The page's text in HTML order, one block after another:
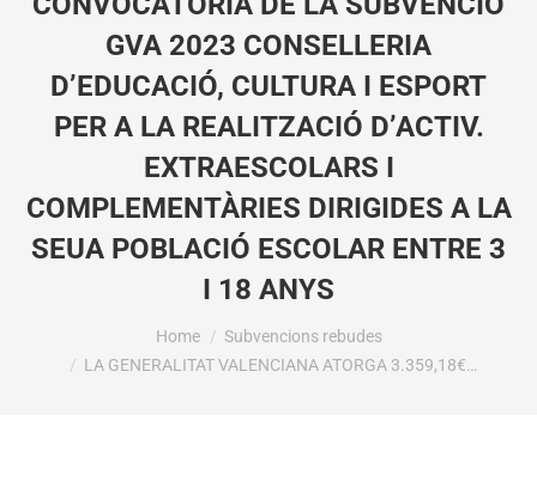
GVA 2023 CONSELLERIA
D’EDUCACIÓ, CULTURA I ESPORT
PER A LA REALITZACIÓ D’ACTIV.
EXTRAESCOLARS I
COMPLEMENTÀRIES DIRIGIDES A LA
SEUA POBLACIÓ ESCOLAR ENTRE 3
I 18 ANYS
Home
Subvencions rebudes
LA GENERALITAT VALENCIANA ATORGA 3.359,18€…